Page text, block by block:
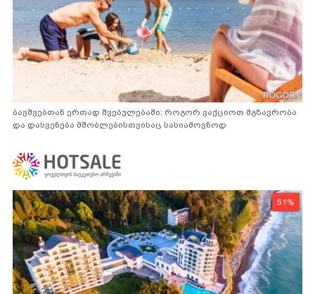
ბავშვებთან ერთად შვებულებაში: როგორ ვაქციოთ მგზავრობა
და დასვენება მშობლებისთვისაც სასიამოვნოდ
51%